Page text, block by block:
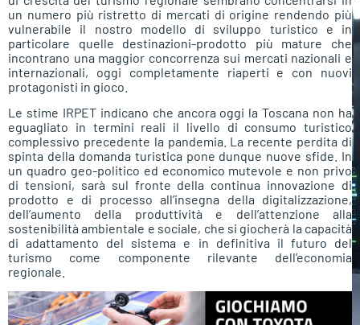
un numero più ristretto di mercati di origine rendendo più
vulnerabile il nostro modello di sviluppo turistico e in
particolare quelle destinazioni-prodotto più mature che
incontrano una maggior concorrenza sui mercati nazionali e
internazionali, oggi completamente riaperti e con nuovi
protagonisti in gioco.
Le stime IRPET indicano che ancora oggi la Toscana non ha
eguagliato in termini reali il livello di consumo turistico
complessivo precedente la pandemia. La recente perdita di
spinta della domanda turistica pone dunque nuove sfide. In
un quadro geo-politico ed economico mutevole e non privo
di tensioni, sarà sul fronte della continua innovazione di
prodotto e di processo all’insegna della digitalizzazione,
dell’aumento della produttività e dell’attenzione alla
sostenibilità ambientale e sociale, che si giocherà la capacità
di adattamento del sistema e in definitiva il futuro del
turismo come componente rilevante dell’economia
regionale.